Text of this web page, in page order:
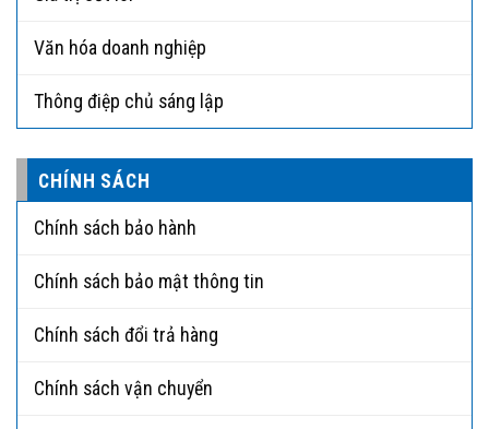
Văn hóa doanh nghiệp
Thông điệp chủ sáng lập
CHÍNH SÁCH
Chính sách bảo hành
Chính sách bảo mật thông tin
Chính sách đổi trả hàng
Chính sách vận chuyển